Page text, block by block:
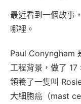
最近看到一個故事
哪裡。
Paul Conyngham
工程背景，做了
領養了一隻叫
大細胞癌（mast